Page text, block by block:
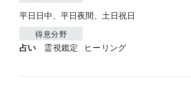
平日日中、平日夜間、土日祝日
得意分野
占い 霊視鑑定 ヒーリング